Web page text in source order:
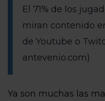
El 71% de los
miran contenido
de Youtube o
antevenio.com)
Ya son muchas las